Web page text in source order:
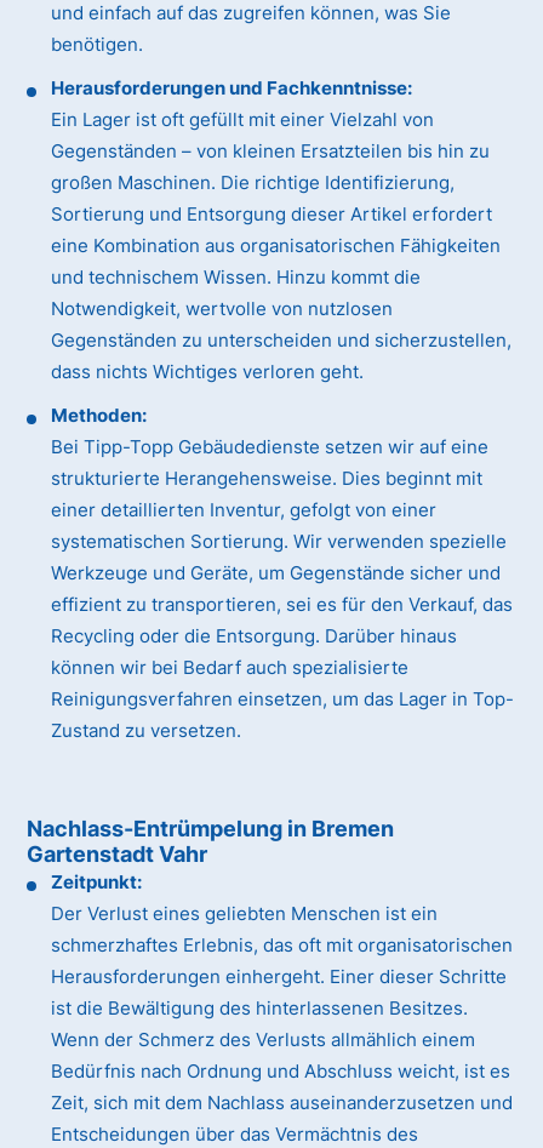
und einfach auf das zugreifen können, was Sie
benötigen.
Herausforderungen und Fachkenntnisse:
Ein Lager ist oft gefüllt mit einer Vielzahl von
Gegenständen – von kleinen Ersatzteilen bis hin zu
großen Maschinen. Die richtige Identifizierung,
Sortierung und Entsorgung dieser Artikel erfordert
eine Kombination aus organisatorischen Fähigkeiten
und technischem Wissen. Hinzu kommt die
Notwendigkeit, wertvolle von nutzlosen
Gegenständen zu unterscheiden und sicherzustellen,
dass nichts Wichtiges verloren geht.
Methoden:
Bei Tipp-Topp Gebäudedienste setzen wir auf eine
strukturierte Herangehensweise. Dies beginnt mit
einer detaillierten Inventur, gefolgt von einer
systematischen Sortierung. Wir verwenden spezielle
Werkzeuge und Geräte, um Gegenstände sicher und
effizient zu transportieren, sei es für den Verkauf, das
Recycling oder die Entsorgung. Darüber hinaus
können wir bei Bedarf auch spezialisierte
Reinigungsverfahren einsetzen, um das Lager in Top-
Zustand zu versetzen.
Nachlass-Entrümpelung in Bremen
Gartenstadt Vahr
Zeitpunkt:
Der Verlust eines geliebten Menschen ist ein
schmerzhaftes Erlebnis, das oft mit organisatorischen
Herausforderungen einhergeht. Einer dieser Schritte
ist die Bewältigung des hinterlassenen Besitzes.
Wenn der Schmerz des Verlusts allmählich einem
Bedürfnis nach Ordnung und Abschluss weicht, ist es
Zeit, sich mit dem Nachlass auseinanderzusetzen und
Entscheidungen über das Vermächtnis des